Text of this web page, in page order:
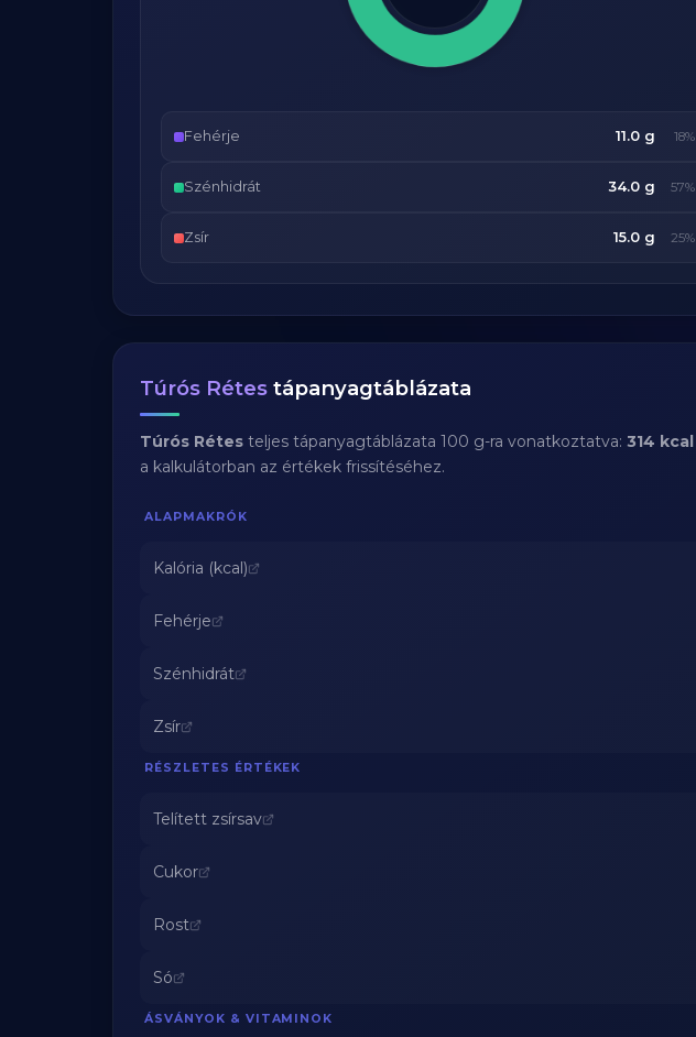
Fehérje 11.0 g 18%
Szénhidrát 34.0 g 57%
Zsír 15.0 g 25%
Túrós Rétes tápanyagtáblázata
Túrós Rétes teljes tápanyagtáblázata 100 g-ra vonatkoztatva: 314 kcal
a kalkulátorban az értékek frissítéséhez.
ALAPMAKRÓK
Kalória (kcal)
Fehérje
Szénhidrát
Zsír
RÉSZLETES ÉRTÉKEK
Telített zsírsav
Cukor
Rost
Só
ÁSVÁNYOK & VITAMINOK